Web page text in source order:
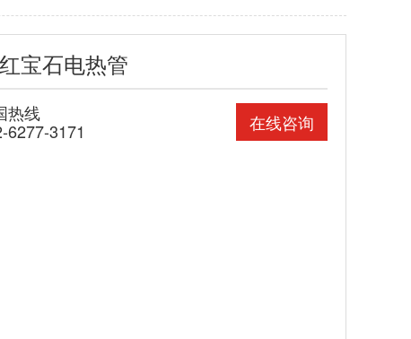
宝石电热管
在线咨询
热线
6277-3171